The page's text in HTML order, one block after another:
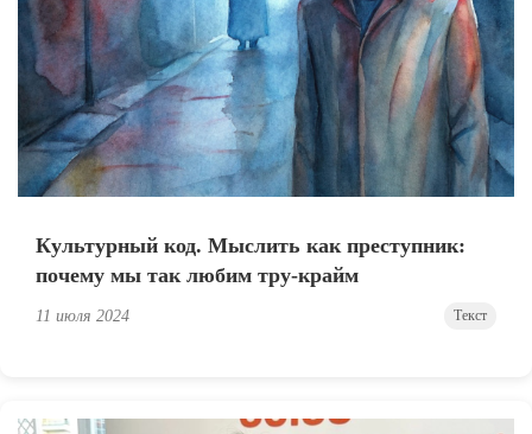
Культурный код. Мыслить как преступник:
почему мы так любим тру-крайм
11 июля 2024 Текст